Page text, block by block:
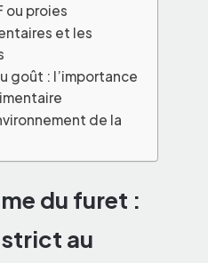
ou proies
et les
goût : l’importance
de la
du furet :
au